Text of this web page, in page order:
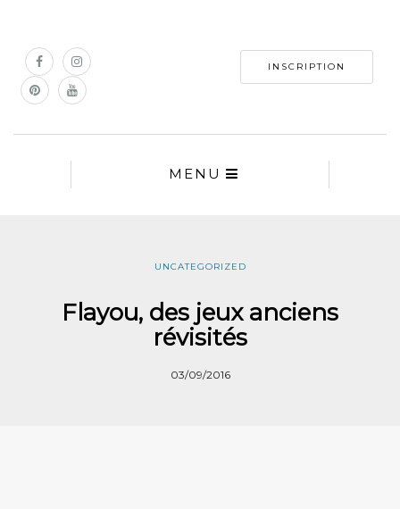
INSCRIPTION
MENU
UNCATEGORIZED
Flayou, des jeux anciens
révisités
03/09/2016